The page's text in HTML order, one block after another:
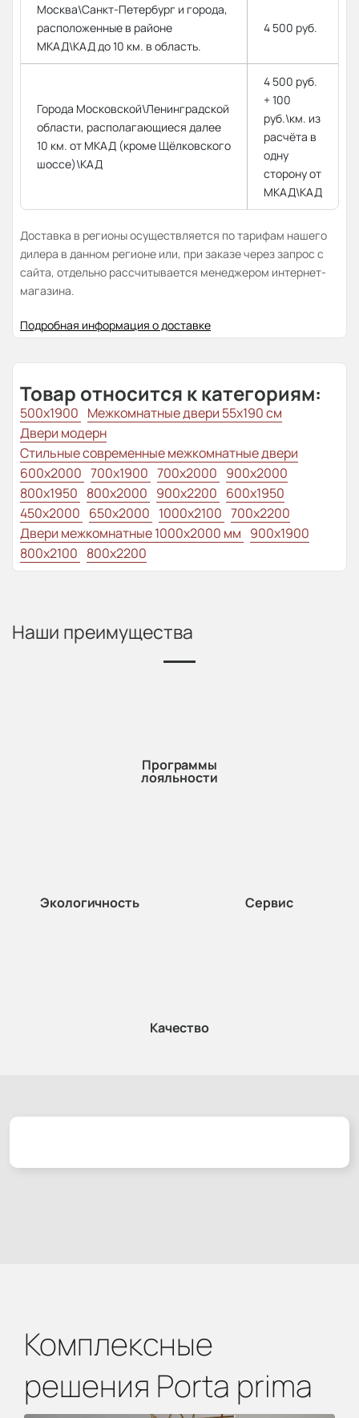
Москва\Санкт-Петербург и города,
расположенные в районе
МКАД\КАД до 10 км. в область.
4 500 руб.
Города Московской\Ленинградской
области, располагающиеся далее
10 км. от МКАД (кроме Щёлковского
шоссе)\КАД
4 500 руб.
+ 100
руб.\км. из
расчёта в
одну
сторону от
МКАД\КАД
Доставка в регионы осуществляется по тарифам нашего
дилера в данном регионе или, при заказе через запрос с
сайта, отдельно рассчитывается менеджером интернет-
магазина.
Подробная информация о доставке
Товар относится к категориям:
500x1900 Межкомнатные двери 55х190 см
Двери модерн
Стильные современные межкомнатные двери
600x2000 700x1900 700x2000 900x2000
800х1950 800x2000 900x2200 600x1950
450x2000 650x2000 1000x2100 700x2200
Двери межкомнатные 1000х2000 мм 900x1900
800x2100 800x2200
Наши преимущества
Программы
лояльности
Экологичность Сервис
Качество
Комплексные
решения Porta prima